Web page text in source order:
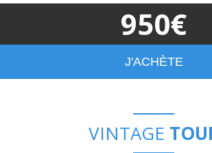
950€
J'ACHÈTE
plus d'informations
VINTAGE